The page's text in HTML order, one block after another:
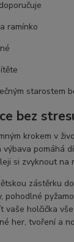
ramínko
starostem
bez
krokem v
pomáhá
si zvyknout na
zástěrku
pohodlné
vaše holčička
her, tvoření a